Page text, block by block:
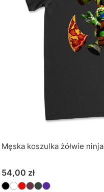
Męska koszulka żółwie ninja
Cena
54,00 zł